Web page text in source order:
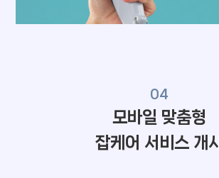
04
모바일 맞춤형
잡케어 서비스 개시